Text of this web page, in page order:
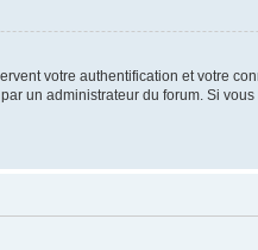
votre authentification et votre
un administrateur du forum. Si